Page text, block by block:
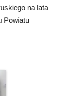
na lata
Powiatu